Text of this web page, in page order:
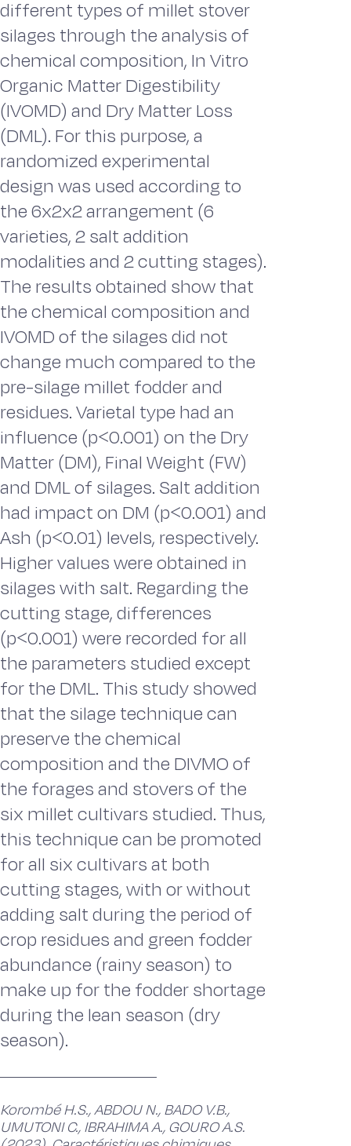
different types of millet stover
silages through the analysis of
chemical composition, In Vitro
Organic Matter Digestibility
(IVOMD) and Dry Matter Loss
(DML). For this purpose, a
randomized experimental
design was used according to
the 6x2x2 arrangement (6
varieties, 2 salt addition
modalities and 2 cutting stages).
The results obtained show that
the chemical composition and
IVOMD of the silages did not
change much compared to the
pre-silage millet fodder and
residues. Varietal type had an
influence (p˂0.001) on the Dry
Matter (DM), Final Weight (FW)
and DML of silages. Salt addition
had impact on DM (p˂0.001) and
Ash (p˂0.01) levels, respectively.
Higher values were obtained in
silages with salt. Regarding the
cutting stage, differences
(p˂0.001) were recorded for all
the parameters studied except
for the DML. This study showed
that the silage technique can
preserve the chemical
composition and the DIVMO of
the forages and stovers of the
six millet cultivars studied. Thus,
this technique can be promoted
for all six cultivars at both
cutting stages, with or without
adding salt during the period of
crop residues and green fodder
abundance (rainy season) to
make up for the fodder shortage
during the lean season (dry
season).
Korombé H.S., ABDOU N., BADO V.B.,
UMUTONI C., IBRAHIMA A., GOURO A.S.